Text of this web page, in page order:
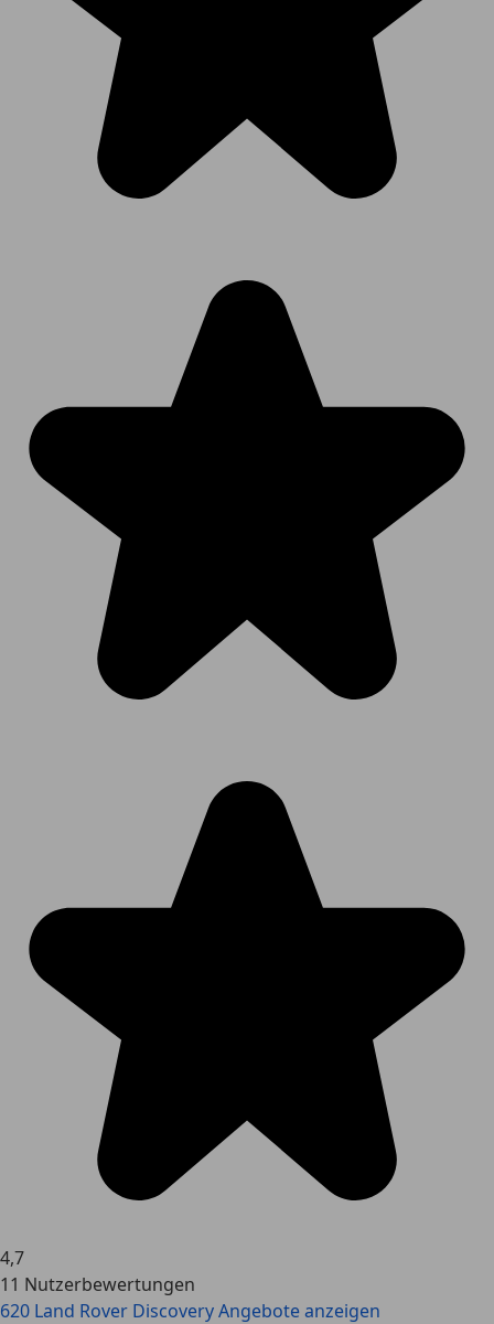
4,7
11 Nutzerbewertungen
620 Land Rover Discovery Angebote anzeigen